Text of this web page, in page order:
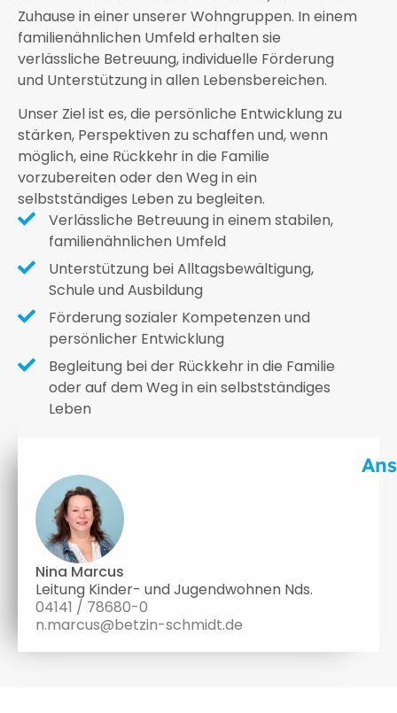
Zuhause in einer unserer Wohngruppen. In einem
familienähnlichen Umfeld erhalten sie
verlässliche Betreuung, individuelle Förderung
und Unterstützung in allen Lebensbereichen.
Unser Ziel ist es, die persönliche Entwicklung zu
stärken, Perspektiven zu schaffen und, wenn
möglich, eine Rückkehr in die Familie
vorzubereiten oder den Weg in ein
selbstständiges Leben zu begleiten.
Verlässliche Betreuung in einem stabilen,
familienähnlichen Umfeld
Unterstützung bei Alltagsbewältigung,
Schule und Ausbildung
Förderung sozialer Kompetenzen und
persönlicher Entwicklung
Begleitung bei der Rückkehr in die Familie
oder auf dem Weg in ein selbstständiges
Leben
Nina Marcus
Leitung Kinder- und Jugendwohnen Nds.
04141 / 78680-0
n.marcus@betzin-schmidt.de